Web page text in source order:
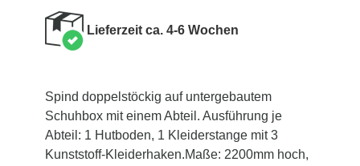
Lieferzeit ca. 4-6 Wochen
Spind doppelstöckig auf untergebautem
Schuhbox mit einem Abteil. Ausführung je
Abteil: 1 Hutboden, 1 Kleiderstange mit 3
Kunststoff-Kleiderhaken.Maße: 2200mm hoch,